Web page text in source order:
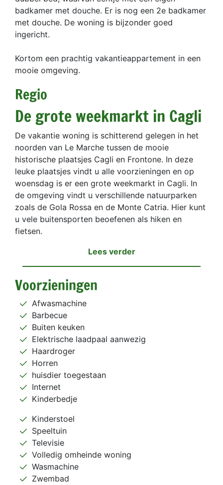
badkamer met douche. Er is nog een 2e badkamer
met douche. De woning is bijzonder goed
ingericht.
Kortom een prachtig vakantieappartement in een
mooie omgeving.
Regio
De grote weekmarkt in Cagli
De vakantie woning is schitterend gelegen in het
noorden van Le Marche tussen de mooie
historische plaatsjes Cagli en Frontone. In deze
leuke plaatsjes vindt u alle voorzieningen en op
woensdag is er een grote weekmarkt in Cagli. In
de omgeving vindt u verschillende natuurparken
zoals de Gola Rossa en de Monte Catria. Hier kunt
u vele buitensporten beoefenen als hiken en
fietsen.
Lees verder
Voorzieningen
Afwasmachine
Barbecue
Buiten keuken
Elektrische laadpaal aanwezig
Haardroger
Horren
huisdier toegestaan
Internet
Kinderbedje
Kinderstoel
Speeltuin
Televisie
Volledig omheinde woning
Wasmachine
Zwembad